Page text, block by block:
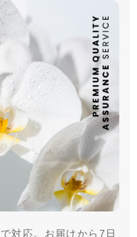
対応。お届けから7日